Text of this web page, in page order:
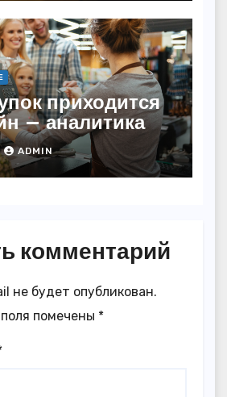
приходится
— аналитика
ADMIN
комментарий
не будет опубликован.
помечены *